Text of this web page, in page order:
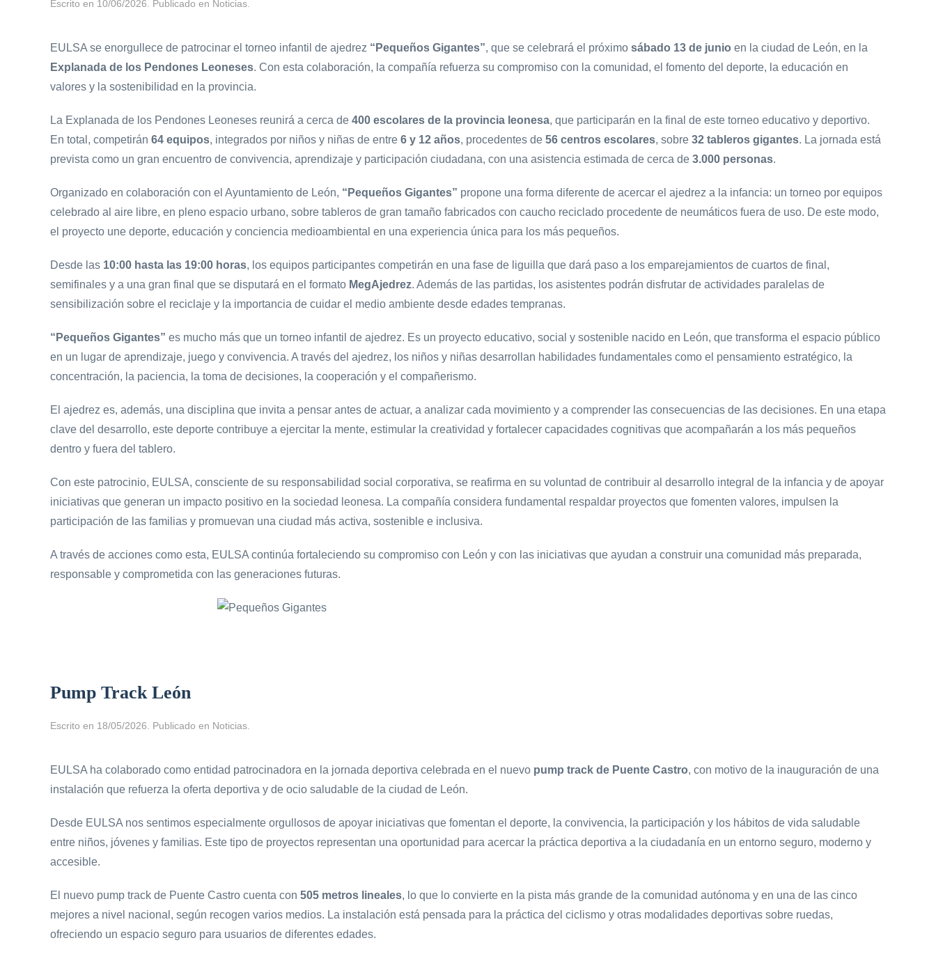
Escrito en 10/06/2026 . Publicado en Noticias
EULSA se enorgullece de patrocinar el torneo infantil de ajedrez “Pequeños Gigantes”, que se celebrará el próximo sábado 13 de junio en la ciudad de León, en la
Explanada de los Pendones Leoneses. Con esta colaboración, la compañía refuerza su compromiso con la comunidad, el fomento del deporte, la educación en
valores y la sostenibilidad en la provincia.
La Explanada de los Pendones Leoneses reunirá a cerca de 400 escolares de la provincia leonesa, que participarán en la final de este torneo educativo y deportivo.
En total, competirán 64 equipos, integrados por niños y niñas de entre 6 y 12 años, procedentes de 56 centros escolares, sobre 32 tableros gigantes. La jornada está
prevista como un gran encuentro de convivencia, aprendizaje y participación ciudadana, con una asistencia estimada de cerca de 3.000 personas.
Organizado en colaboración con el Ayuntamiento de León, “Pequeños Gigantes” propone una forma diferente de acercar el ajedrez a la infancia: un torneo por equipos
celebrado al aire libre, en pleno espacio urbano, sobre tableros de gran tamaño fabricados con caucho reciclado procedente de neumáticos fuera de uso. De este modo,
el proyecto une deporte, educación y conciencia medioambiental en una experiencia única para los más pequeños.
Desde las 10:00 hasta las 19:00 horas, los equipos participantes competirán en una fase de liguilla que dará paso a los emparejamientos de cuartos de final,
semifinales y a una gran final que se disputará en el formato MegAjedrez. Además de las partidas, los asistentes podrán disfrutar de actividades paralelas de
sensibilización sobre el reciclaje y la importancia de cuidar el medio ambiente desde edades tempranas.
“Pequeños Gigantes” es mucho más que un torneo infantil de ajedrez. Es un proyecto educativo, social y sostenible nacido en León, que transforma el espacio público
en un lugar de aprendizaje, juego y convivencia. A través del ajedrez, los niños y niñas desarrollan habilidades fundamentales como el pensamiento estratégico, la
concentración, la paciencia, la toma de decisiones, la cooperación y el compañerismo.
El ajedrez es, además, una disciplina que invita a pensar antes de actuar, a analizar cada movimiento y a comprender las consecuencias de las decisiones. En una etapa
clave del desarrollo, este deporte contribuye a ejercitar la mente, estimular la creatividad y fortalecer capacidades cognitivas que acompañarán a los más pequeños
dentro y fuera del tablero.
Con este patrocinio, EULSA, consciente de su responsabilidad social corporativa, se reafirma en su voluntad de contribuir al desarrollo integral de la infancia y de apoyar
iniciativas que generan un impacto positivo en la sociedad leonesa. La compañía considera fundamental respaldar proyectos que fomenten valores, impulsen la
participación de las familias y promuevan una ciudad más activa, sostenible e inclusiva.
A través de acciones como esta, EULSA continúa fortaleciendo su compromiso con León y con las iniciativas que ayudan a construir una comunidad más preparada,
responsable y comprometida con las generaciones futuras.
Pump Track León
Escrito en 18/05/2026 . Publicado en Noticias
EULSA ha colaborado como entidad patrocinadora en la jornada deportiva celebrada en el nuevo pump track de Puente Castro, con motivo de la inauguración de una
instalación que refuerza la oferta deportiva y de ocio saludable de la ciudad de León.
Desde EULSA nos sentimos especialmente orgullosos de apoyar iniciativas que fomentan el deporte, la convivencia, la participación y los hábitos de vida saludable
entre niños, jóvenes y familias. Este tipo de proyectos representan una oportunidad para acercar la práctica deportiva a la ciudadanía en un entorno seguro, moderno y
accesible.
El nuevo pump track de Puente Castro cuenta con 505 metros lineales, lo que lo convierte en la pista más grande de la comunidad autónoma y en una de las cinco
mejores a nivel nacional, según recogen varios medios. La instalación está pensada para la práctica del ciclismo y otras modalidades deportivas sobre ruedas,
ofreciendo un espacio seguro para usuarios de diferentes edades.